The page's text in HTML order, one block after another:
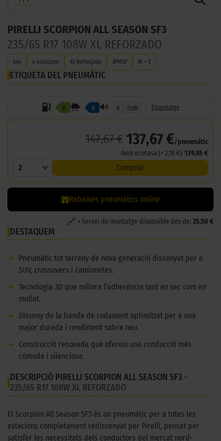
PIRELLI SCORPION ALL SEASON SF3
235/65 R17 108W XL REFORZADO
4x4 4 estacions Xl-Reforçada 3PMSF M + S
ETIQUETA DEL PNEUMÀTIC
B A B 72dB Etiquetatge
147,67 € 137,67 €/pneumàtic
Amb ecotasa (+ 2,18 €): 139,85 €
2 Comprar
Rebaixes pneumàtics online
+ Servei de muntatge disponible des de: 25,50 €
DESTAQUEM
➜
Pneumàtic tot terreny de nova generació dissenyat per a
SUV, crossovers i camionetes.
➜ Tecnologia 3D que millora l’adherència tant en sec com en
mullat.
➜
Disseny de la banda de rodament optimitzat per a una
major durada i rendiment sobre neu.
➜
Construcció renovada que ofereix una conducció més
còmoda i silenciosa.
DESCRIPCIÓ PIRELLI SCORPION ALL SEASON SF3 -
235/65 R17 108W XL REFORZADO
El Scorpion All Season SF3 és un pneumàtic per a totes les
estacions completament redissenyat per Pirelli, pensat per
satisfer les necessitats dels conductors del mercat nord-